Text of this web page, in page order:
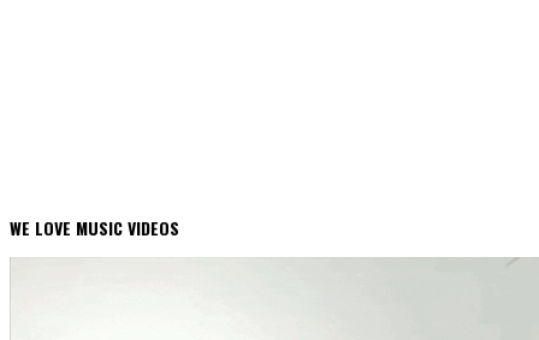
WE LOVE MUSIC VIDEOS